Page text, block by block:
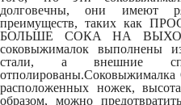
долговечны, они имеют
преимуществ, таких как
БОЛЬШЕ СОКА НА
соковыжималок выполнены
стали, а внешние
расположенных ножек,
образом, можно